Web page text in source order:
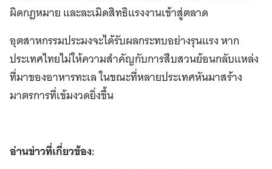
ผิดกฎหมาย และละเมิดสิทธิแรงงานเข้าสู่ตลาด
อุตสาหกรรมประมงจะได้รับผลกระทบอย่างรุนแรง หาก
ประเทศไทยไม่ให้ความสำคัญกับการสืบสวนย้อนกลับแหล่ง
ที่มาของอาหารทะเล ในขณะที่หลายประเทศหันมาสร้าง
มาตรการที่เข้มงวดยิ่งขึ้น
อ่านข่าวที่เกี่ยวข้อง: